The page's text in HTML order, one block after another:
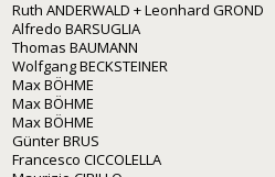
Ruth ANDERWALD + Leonhard GROND
Alfredo BARSUGLIA
Thomas BAUMANN
Wolfgang BECKSTEINER
Max BÖHME
Max BÖHME
Max BÖHME
Günter BRUS
Francesco CICCOLELLA